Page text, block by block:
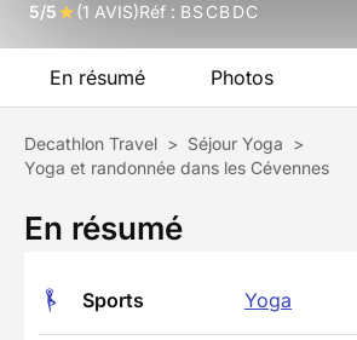
5/5 (1 AVIS)Réf : BSCBDC
En résumé Photos
Decathlon Travel > Séjour Yoga >
Yoga et randonnée dans les Cévennes
En résumé
Sports Yoga